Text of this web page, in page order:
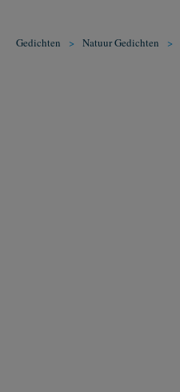
Gedichten > Natuur Gedichten >